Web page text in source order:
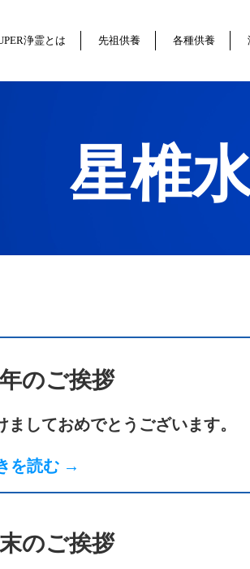
浄霊とは 先祖供養 各種供養
星椎
のご挨拶
ましておめでとうございます。
を読む →
のご挨拶